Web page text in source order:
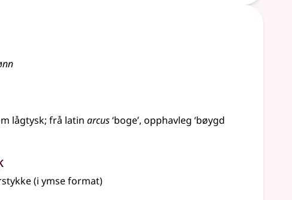
lågtysk; frå latin arcus‘boge’, opphavleg ‘bøygd
(i ymse format)